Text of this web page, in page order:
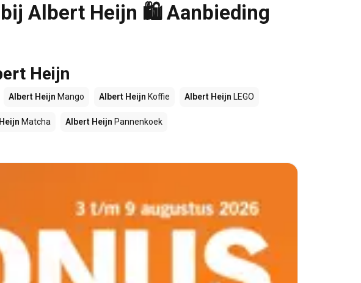
Albert Heijn 🛍️ Aanbieding
Heijn
Albert Heijn Mango Albert Heijn Koffie Albert Heijn LEGO
Matcha Albert Heijn Pannenkoek